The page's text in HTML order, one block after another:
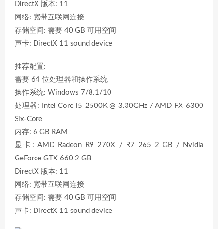
DirectX 版本: 11
网络: 宽带互联网连接
存储空间: 需要 40 GB 可用空间
声卡: DirectX 11 sound device
推荐配置:
需要 64 位处理器和操作系统
操作系统: Windows 7/8.1/10
处理器: Intel Core i5-2500K @ 3.30GHz / AMD FX-6300
Six-Core
内存: 6 GB RAM
显卡: AMD Radeon R9 270X / R7 265 2 GB / Nvidia
GeForce GTX 660 2 GB
DirectX 版本: 11
网络: 宽带互联网连接
存储空间: 需要 40 GB 可用空间
声卡: DirectX 11 sound device